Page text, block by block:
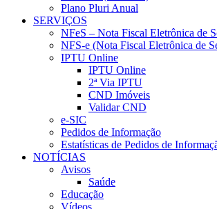
Plano Pluri Anual
SERVIÇOS
NFeS – Nota Fiscal Eletrônica de
NFS-e (Nota Fiscal Eletrônica de
IPTU Online
IPTU Online
2ª Via IPTU
CND Imóveis
Validar CND
e-SIC
Pedidos de Informação
Estatísticas de Pedidos de
NOTÍCIAS
Avisos
Saúde
Educação